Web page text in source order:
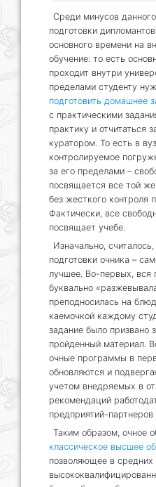
Среди минусов
подготовки
основного времени на
обучение: то есть
проходит внутри
пределами студенту
подготовить домашнее
с практическими
практику и отчитаться
куратором. То есть в
контролируемое
за его пределами –
посвящается все той
без жесткого контроля
Фактически, все
посвящает учебе.
Изначально,
подготовки очника –
лучшее. Во-первых, вся
буквально
преподносилась на
каемочкой каждому
задание было призвано
пройденный материал.
очные программы в
обновляются и
учетом внедряемых в
рекомендаций
предприятий-партнеров
Таким образом, очное
классическое высшее
позволяющее в средних